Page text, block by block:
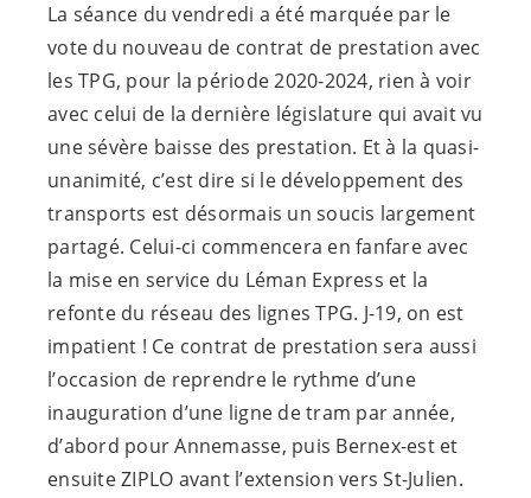
La séance du vendredi a été marquée par le
vote du nouveau de contrat de prestation avec
les TPG, pour la période 2020-2024, rien à voir
avec celui de la dernière législature qui avait vu
une sévère baisse des prestation. Et à la quasi-
unanimité, c’est dire si le développement des
transports est désormais un soucis largement
partagé. Celui-ci commencera en fanfare avec
la mise en service du Léman Express et la
refonte du réseau des lignes TPG. J-19, on est
impatient ! Ce contrat de prestation sera aussi
l’occasion de reprendre le rythme d’une
inauguration d’une ligne de tram par année,
d’abord pour Annemasse, puis Bernex-est et
ensuite ZIPLO avant l’extension vers St-Julien.